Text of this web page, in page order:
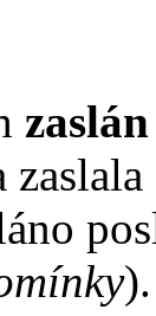
zaslán
).